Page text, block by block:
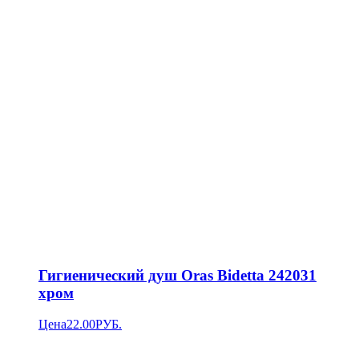
Гигиенический душ Oras Bidetta 242031
хром
Цена22.00РУБ.